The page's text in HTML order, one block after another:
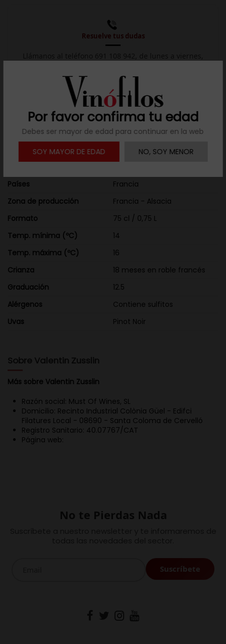
Por favor confirma tu edad
Debes ser mayor de edad para continuar en la web
SOY MAYOR DE EDAD
NO, SOY MENOR
Resuelve tus dudas
 Descargar ficha
Detalles del producto
Países
Francia
Zona de producción
Francia - Alsacia
Formato
75 cl / 0,75 L
Temp. mínima (ºC)
14
Temp. máxima (ºC)
16
Crianza
18 meses en roble francés
Graduación
12.5
Alérgenos
Contiene sulfitos
Uvas
Pinot Noir
Sobre Valentin Zusslin
Más sobre Valentin Zusslin
Razón social: Must Of Wines, SL
Domicilio: Recinto Industrial Colònia Güel - Edifci
Filatures Local - 08690 - Santa Coloma de Cervelló
Registro Sanitario: 40.07767/CAT
Página web:
No te Pierdas Nada